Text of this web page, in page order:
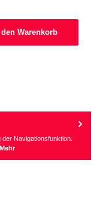
Warenkorb
Navigationsfunktion.
Mehr